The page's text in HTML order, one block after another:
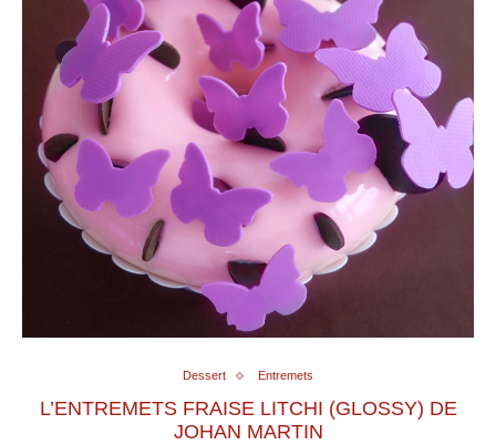
Dessert Entremets
L’ENTREMETS FRAISE LITCHI (GLOSSY) DE
JOHAN MARTIN